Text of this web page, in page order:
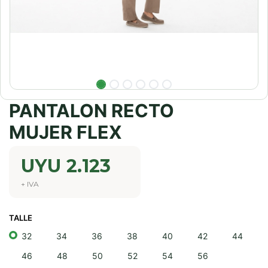
PANTALON RECTO
MUJER FLEX
UYU 2.123
+ IVA
TALLE
32 34 36 38 40 42
44
46
48 50 52 54 56